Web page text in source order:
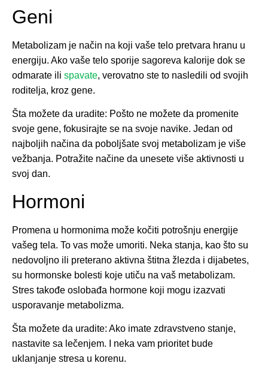
Geni
Metabolizam je način na koji vaše telo pretvara hranu u
energiju. Ako vaše telo sporije sagoreva kalorije dok se
odmarate ili spavate, verovatno ste to nasledili od svojih
roditelja, kroz gene.
Šta možete da uradite: Pošto ne možete da promenite
svoje gene, fokusirajte se na svoje navike. Jedan od
najboljih načina da poboljšate svoj metabolizam je više
vežbanja. Potražite načine da unesete više aktivnosti u
svoj dan.
Hormoni
Promena u hormonima može kočiti potrošnju energije
vašeg tela. To vas može umoriti. Neka stanja, kao što su
nedovoljno ili preterano aktivna štitna žlezda i dijabetes,
su hormonske bolesti koje utiču na vaš metabolizam.
Stres takođe oslobađa hormone koji mogu izazvati
usporavanje metabolizma.
Šta možete da uradite: Ako imate zdravstveno stanje,
nastavite sa lečenjem. I neka vam prioritet bude
uklanjanje stresa u korenu.